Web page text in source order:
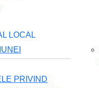
LOCAL
PRIVIND